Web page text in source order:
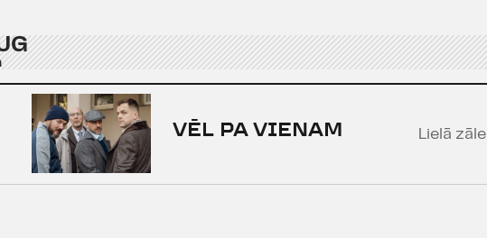
VĒL PA VIENAM Lielā zāle